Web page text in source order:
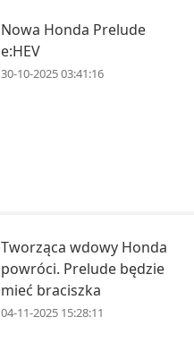
Nowa Honda Prelude
e:HEV
30-10-2025 03:41:16
Tworząca wdowy Honda
powróci. Prelude będzie
mieć braciszka
04-11-2025 15:28:11